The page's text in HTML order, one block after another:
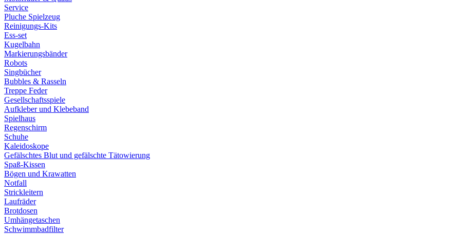
Service
Pluche Spielzeug
Reinigungs-Kits
Ess-set
Kugelbahn
Markierungsbänder
Robots
Singbücher
Bubbles & Rasseln
Treppe Feder
Gesellschaftsspiele
Aufkleber und Klebeband
Spielhaus
Regenschirm
Schuhe
Kaleidoskope
Gefälschtes Blut und gefälschte Tätowierung
Spaß-Kissen
Bögen und Krawatten
Notfall
Strickleitern
Laufräder
Brotdosen
Umhängetaschen
Schwimmbadfilter